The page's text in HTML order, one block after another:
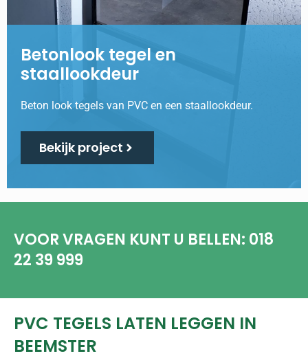
Betonlook tegel en
staallookdeur
Beton look tegels van PVC en een staallookdeur.
Bekijk project
VOOR VRAGEN KUNT U BELLEN: 018
22 39 999
PVC TEGELS LATEN LEGGEN IN
BEEMSTER